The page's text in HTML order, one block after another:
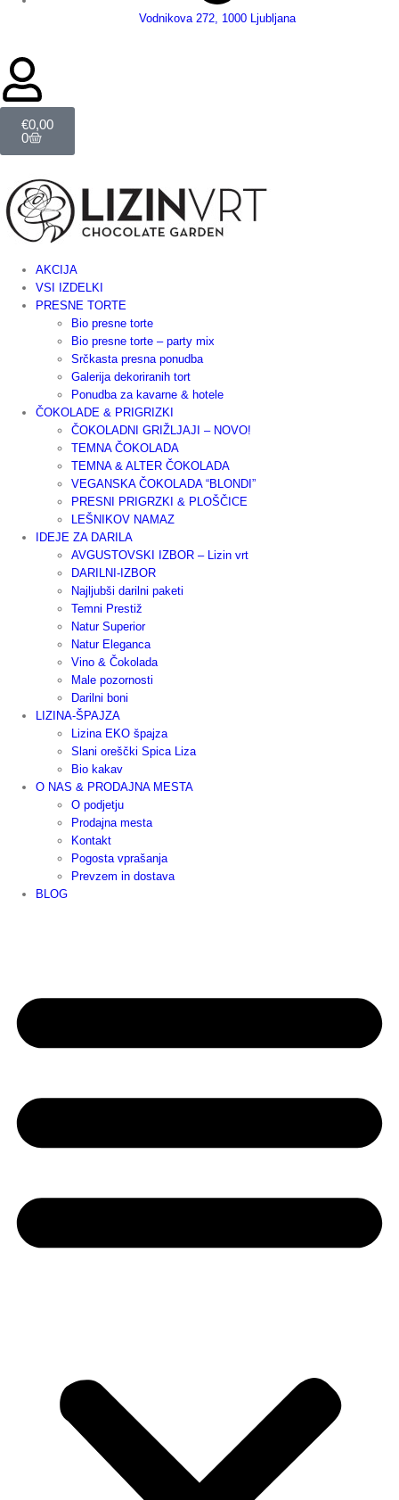
Vodnikova 272, 1000 Ljubljana
€0,00
0
AKCIJA
VSI IZDELKI
PRESNE TORTE
Bio presne torte
Bio presne torte – party mix
Srčkasta presna ponudba
Galerija dekoriranih tort
Ponudba za kavarne & hotele
ČOKOLADE & PRIGRIZKI
ČOKOLADNI GRIŽLJAJI – NOVO!
TEMNA ČOKOLADA
TEMNA & ALTER ČOKOLADA
VEGANSKA ČOKOLADA “BLONDI”
PRESNI PRIGRZKI & PLOŠČICE
LEŠNIKOV NAMAZ
IDEJE ZA DARILA
AVGUSTOVSKI IZBOR – Lizin vrt
DARILNI-IZBOR
Najljubši darilni paketi
Temni Prestiž
Natur Superior
Natur Eleganca
Vino & Čokolada
Male pozornosti
Darilni boni
LIZINA-ŠPAJZA
Lizina EKO špajza
Slani oreščki Spica Liza
Bio kakav
O NAS & PRODAJNA MESTA
O podjetju
Prodajna mesta
Kontakt
Pogosta vprašanja
Prevzem in dostava
BLOG